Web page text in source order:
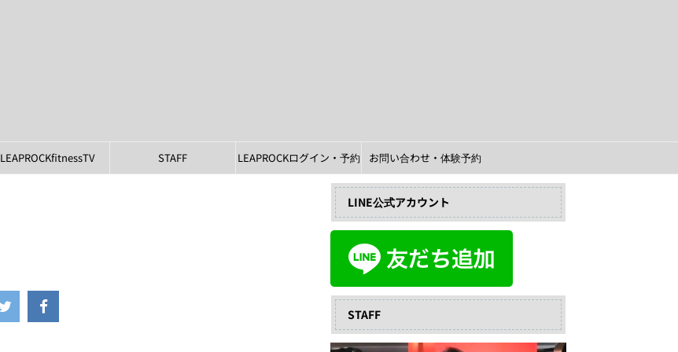
LEAPROCKfitnessTV STAFF LEAPROCKログイン・予約 お問い合わせ・体験予約
LINE公式アカウント
STAFF